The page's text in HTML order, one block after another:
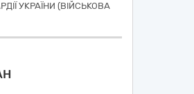
УКРАЇНИ (ВІЙСЬКОВА